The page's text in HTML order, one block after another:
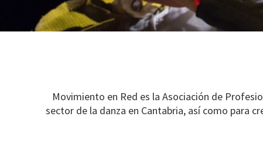
Movimiento en Red es la Asociación de
sector de la danza en Cantabria, así como para